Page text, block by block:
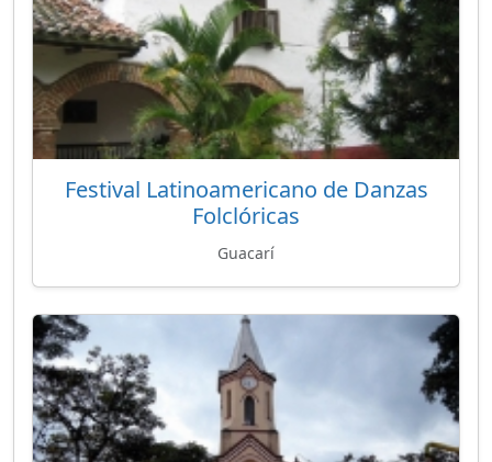
Festival Latinoamericano de Danzas
Folclóricas
Guacarí